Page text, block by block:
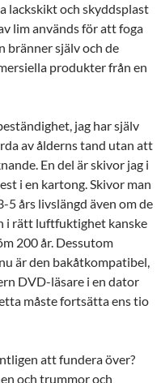
lackskikt och skyddsplast
lim används för att foga
bränner själv och de
produkter från en
jag har själv
av ålderns tand utan att
En del är skivor jag i
i en kartong. Skivor man
5 års livslängd även om de
i rätt luftfuktighet kanske
200 år. Dessutom
är den bakåtkompatibel,
DVD-läsare i en dator
måste fortsätta ens tio
att fundera över?
och trummor och